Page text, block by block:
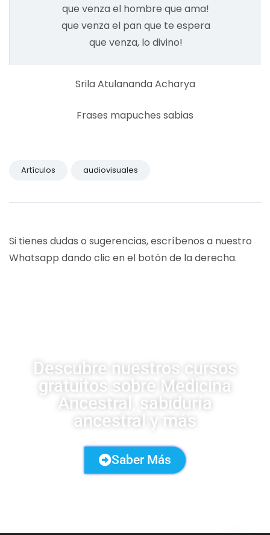
que venza el hombre que ama!
que venza el pan que te espera
que venza, lo divino!
Srila Atulananda Acharya
Frases mapuches sabias
Artículos audiovisuales
Si tienes dudas o sugerencias, escríbenos a nuestro
Whatsapp dando clic en el botón de la derecha.
Descubre nuestros cursos
gratuitos sobre Medicina
Ancestral, sabiduría
ancestral y más
Saber Más